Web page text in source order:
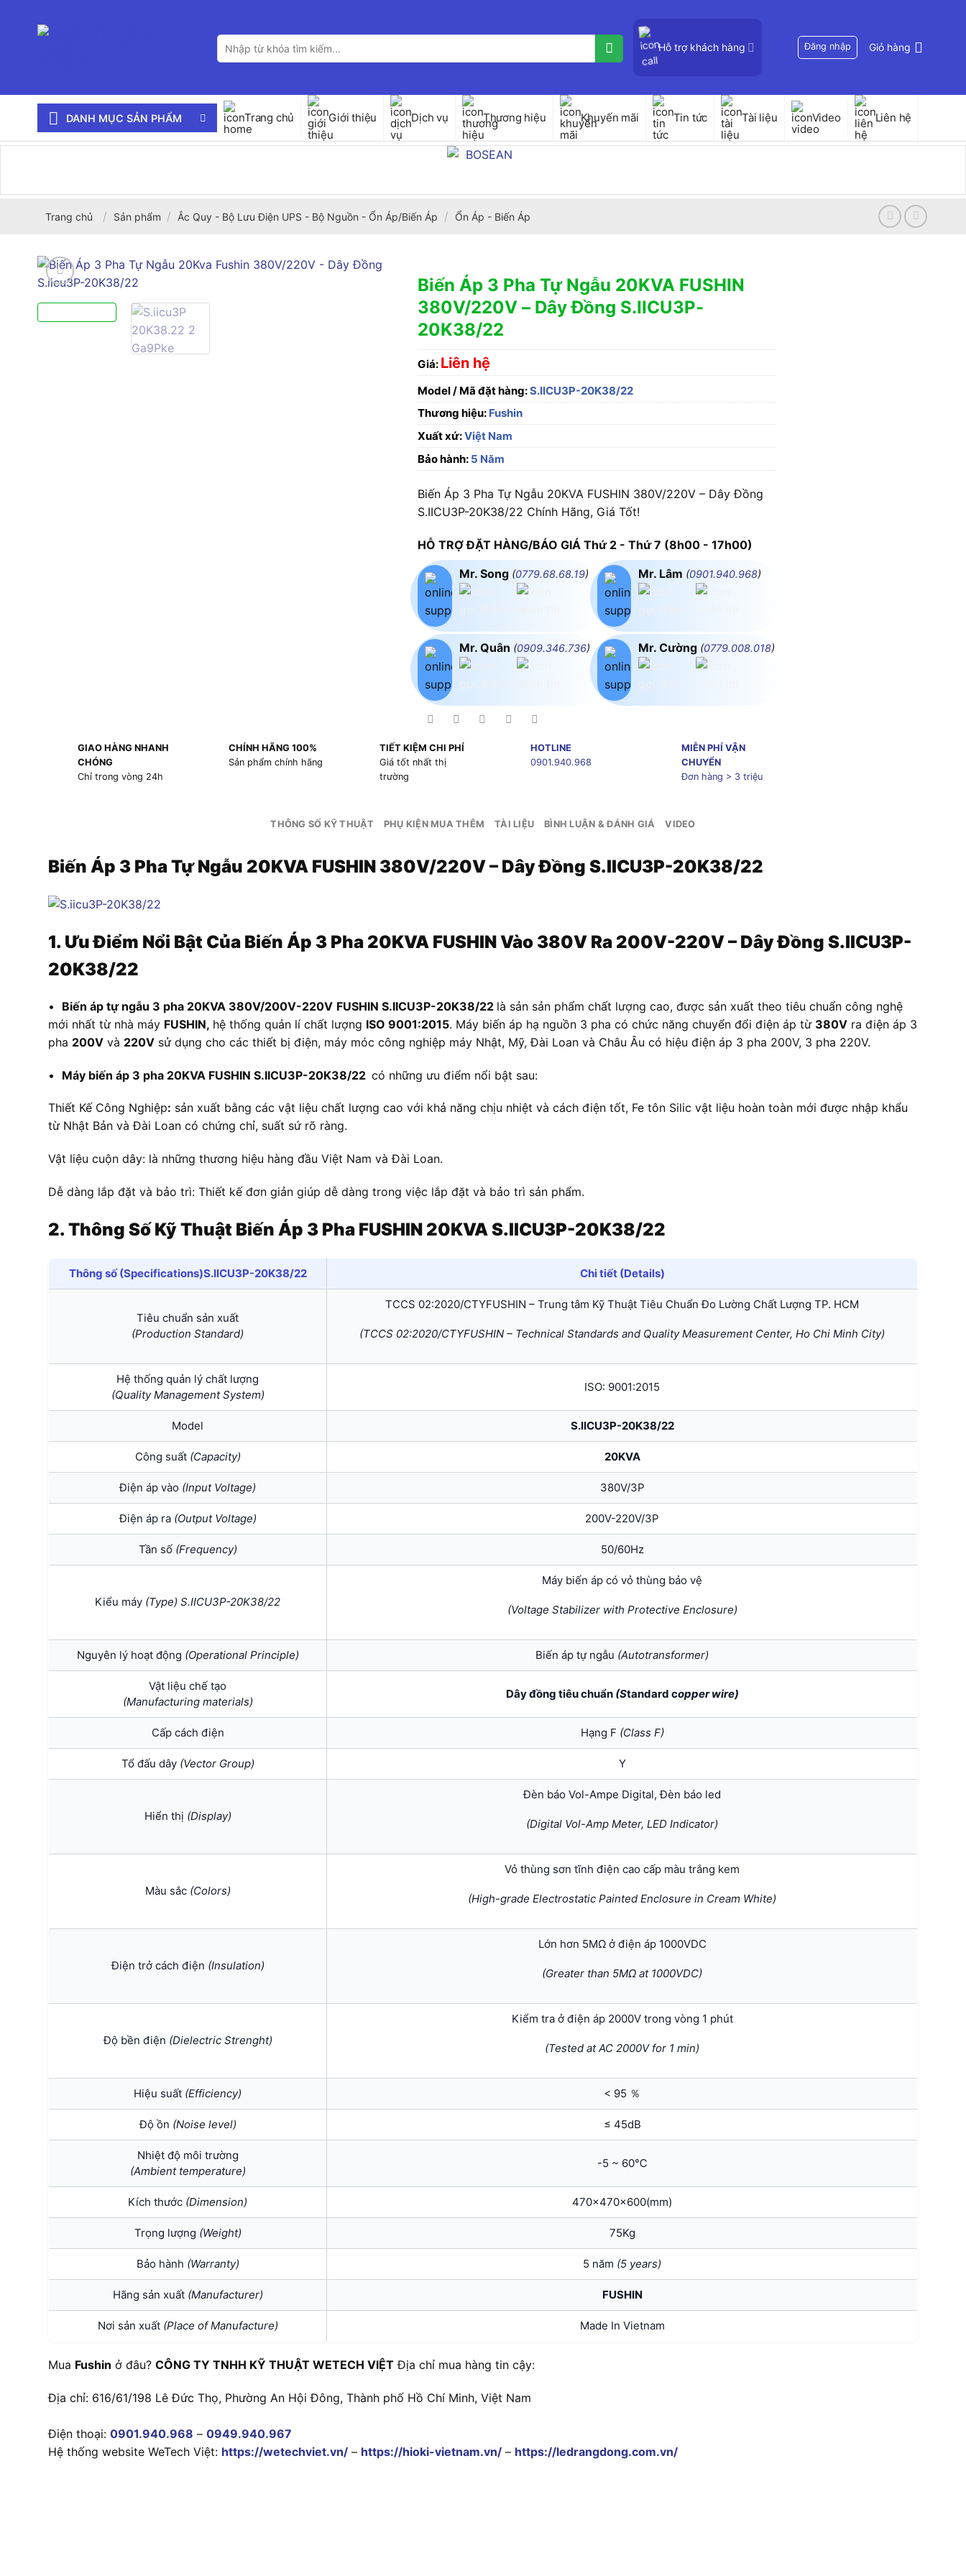
Tìm
kiếm:
Hỗ trợ khách hàng Đăng nhập Giỏ hàng
DANH MỤC SẢN PHẨM Trang chủ Giới thiệu Dịch vụ Thương hiệu Khuyến mãi Tin tức Tài liệu Video Liên hệ
Trang chủ / Sản phẩm / Ắc Quy - Bộ Lưu Điện UPS - Bộ Nguồn - Ổn Áp/Biến Áp / Ổn Áp - Biến Áp
Biến Áp 3 Pha Tự Ngẫu 20KVA FUSHIN
380V/220V – Dây Đồng S.IICU3P-
20K38/22
Giá: Liên hệ
Model / Mã đặt hàng:S.IICU3P-20K38/22
Thương hiệu: Fushin
Xuất xứ:Việt Nam
Bảo hành: 5 Năm
Biến Áp 3 Pha Tự Ngẫu 20KVA FUSHIN 380V/220V – Dây Đồng
S.IICU3P-20K38/22 Chính Hãng, Giá Tốt!
HỖ TRỢ ĐẶT HÀNG/BÁO GIÁ Thứ 2 - Thứ 7 (8h00 - 17h00)
Mr. Song (0779.68.68.19)
Mr. Quân (0909.346.736)
Mr. Lâm (0901.940.968)
Mr. Cường (0779.008.018)
GIAO HÀNG NHANH
CHÓNG
Chỉ trong vòng 24h
CHÍNH HÃNG 100%
Sản phẩm chính hãng
TIẾT KIỆM CHI PHÍ
Giá tốt nhất thị
trường
HOTLINE
0901.940.968
MIỄN PHÍ VẬN
CHUYỂN
Đơn hàng > 3 triệu
THÔNG SỐ KỸ THUẬT PHỤ KIỆN MUA THÊM TÀI LIỆU BÌNH LUẬN & ĐÁNH GIÁ VIDEO
Biến Áp 3 Pha Tự Ngẫu 20KVA FUSHIN 380V/220V – Dây Đồng S.IICU3P-20K38/22
1. Ưu Điểm Nổi Bật Của Biến Áp 3 Pha 20KVA FUSHIN Vào 380V Ra 200V-220V – Dây Đồng S.IICU3P-
20K38/22
• Biến áp tự ngẫu 3 pha 20KVA 380V/200V-220V FUSHIN S.IICU3P-20K38/22 là sản sản phẩm chất lượng cao, được sản xuất theo tiêu chuẩn công nghệ
mới nhất từ nhà máy FUSHIN, hệ thống quản lí chất lượng ISO 9001:2015. Máy biến áp hạ nguồn 3 pha có chức năng chuyển đổi điện áp từ 380V ra điện áp 3
pha 200V và 220V sử dụng cho các thiết bị điện, máy móc công nghiệp máy Nhật, Mỹ, Đài Loan và Châu Âu có hiệu điện áp 3 pha 200V, 3 pha 220V.
• Máy biến áp 3 pha 20KVA FUSHIN S.IICU3P-20K38/22 có những ưu điểm nổi bật sau:
Thiết Kế Công Nghiệp: sản xuất bằng các vật liệu chất lượng cao với khả năng chịu nhiệt và cách điện tốt, Fe tôn Silic vật liệu hoàn toàn mới được nhập khẩu
từ Nhật Bản và Đài Loan có chứng chỉ, suất sứ rõ ràng.
Vật liệu cuộn dây: là những thương hiệu hàng đầu Việt Nam và Đài Loan.
Dễ dàng lắp đặt và bảo trì: Thiết kế đơn giản giúp dễ dàng trong việc lắp đặt và bảo trì sản phẩm.
2. Thông Số Kỹ Thuật Biến Áp 3 Pha FUSHIN 20KVA S.IICU3P-20K38/22
Thông số (Specifications)S.IICU3P-20K38/22 Chi tiết (Details)
Tiêu chuẩn sản xuất
(Production Standard)
TCCS 02:2020/CTYFUSHIN – Trung tâm Kỹ Thuật Tiêu Chuẩn Đo Lường Chất Lượng TP. HCM
(TCCS 02:2020/CTYFUSHIN – Technical Standards and Quality Measurement Center, Ho Chi Minh City)
Hệ thống quản lý chất lượng
(Quality Management System)
ISO: 9001:2015
Model S.IICU3P-20K38/22
Công suất (Capacity) 20KVA
Điện áp vào (Input Voltage) 380V/3P
Điện áp ra (Output Voltage) 200V-220V/3P
Tần số (Frequency) 50/60Hz
Kiểu máy (Type) S.IICU3P-20K38/22
Máy biến áp có vỏ thùng bảo vệ
(Voltage Stabilizer with Protective Enclosure)
Nguyên lý hoạt động (Operational Principle) Biến áp tự ngẫu (Autotransformer)
Vật liệu chế tạo
(Manufacturing materials)
Dây đồng tiêu chuẩn (Standard copper wire)
Cấp cách điện Hạng F (Class F)
Tổ đấu dây (Vector Group) Y
Hiển thị (Display)
Đèn báo Vol-Ampe Digital, Đèn báo led
(Digital Vol-Amp Meter, LED Indicator)
Màu sắc (Colors)
Vỏ thùng sơn tĩnh điện cao cấp màu trắng kem
(High-grade Electrostatic Painted Enclosure in Cream White)
Điện trở cách điện (Insulation)
Lớn hơn 5MΩ ở điện áp 1000VDC
(Greater than 5MΩ at 1000VDC)
Độ bền điện (Dielectric Strenght)
Kiểm tra ở điện áp 2000V trong vòng 1 phút
(Tested at AC 2000V for 1 min)
Hiệu suất (Efficiency) < 95 ％
Độ ồn (Noise level) ≤ 45dB
Nhiệt độ môi trường
(Ambient temperature)
-5 ~ 60℃
Kích thước (Dimension) 470x470x600(mm)
Trọng lượng (Weight) 75Kg
Bảo hành (Warranty) 5 năm (5 years)
Hãng sản xuất (Manufacturer) FUSHIN
Nơi sản xuất (Place of Manufacture) Made In Vietnam
Mua Fushin ở đâu? CÔNG TY TNHH KỸ THUẬT WETECH VIỆT Địa chỉ mua hàng tin cậy:
Địa chỉ: 616/61/198 Lê Đức Thọ, Phường An Hội Đông, Thành phố Hồ Chí Minh, Việt Nam
Điện thoại: 0901.940.968 – 0949.940.967
Hệ thống website WeTech Việt: https://wetechviet.vn/ – https://hioki-vietnam.vn/ – https://ledrangdong.com.vn/